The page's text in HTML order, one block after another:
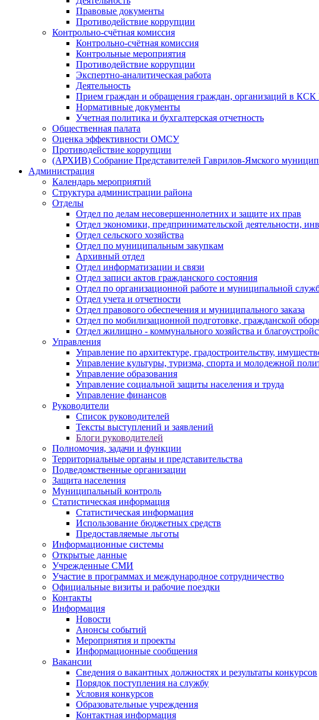
Правовые документы
Противодействие коррупции
Контрольно-счётная комиссия
Контрольно-счётная комиссия
Контрольные мероприятия
Противодействие коррупции
Экспертно-аналитическая работа
Деятельность
Прием граждан и обращения граждан, организаций в
Нормативные документы
Учетная политика и бухгалтерская отчетность
Общественная палата
Оценка эффективности ОМСУ
Противодействие коррупции
(АРХИВ) Собрание Представителей Гаврилов-Ямского
Администрация
Календарь мероприятий
Структура администрации района
Отделы
Отдел по делам несовершеннолетних и защите их прав
Отдел экономики, предпринимательской деятельности,
Отдел сельского хозяйства
Отдел по муниципальным закупкам
Архивный отдел
Отдел информатизации и связи
Отдел записи актов гражданского состояния
Отдел по организационной работе и муниципальной
Отдел учета и отчетности
Отдел правового обеспечения и муниципального заказа
Отдел по мобилизационной подготовке, гражданской
Отдел жилищно - коммунального хозяйства и
Управления
Управление по архитектуре, градостроительству,
Управление культуры, туризма, спорта и молодежной
Управление образования
Управление социальной защиты населения и труда
Управление финансов
Руководители
Список руководителей
Тексты выступлений и заявлений
Блоги руководителей
Полномочия, задачи и функции
Территориальные органы и представительства
Подведомственные организации
Защита населения
Муниципальный контроль
Статистическая информация
Статистическая информация
Использование бюджетных средств
Предоставляемые льготы
Информационные системы
Открытые данные
Учрежденные СМИ
Участие в программах и международное сотрудничество
Официальные визиты и рабочие поездки
Контакты
Информация
Новости
Анонсы событий
Мероприятия и проекты
Информационные сообщения
Вакансии
Сведения о вакантных должностях и результаты конкурсов
Порядок поступления на службу
Условия конкурсов
Образовательные учреждения
Контактная информация